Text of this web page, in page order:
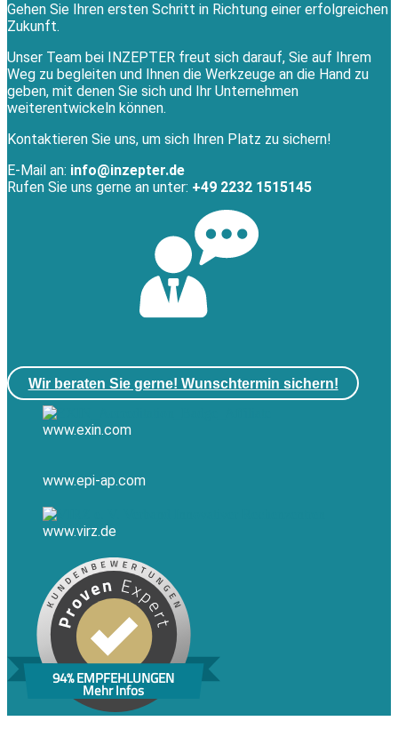
Gehen Sie Ihren ersten Schritt in Richtung einer erfolgreichen
Zukunft.
Unser Team bei INZEPTER freut sich darauf, Sie auf Ihrem
Weg zu begleiten und Ihnen die Werkzeuge an die Hand zu
geben, mit denen Sie sich und Ihr Unternehmen
weiterentwickeln können.
Kontaktieren Sie uns, um sich Ihren Platz zu sichern!
E-Mail an: info@inzepter.de
Rufen Sie uns gerne an unter: +49 2232 1515145
Wir beraten Sie gerne! Wunschtermin sichern!
www.exin.com
www.epi-ap.com
www.virz.de
94% EMPFEHLUNGEN
Mehr Infos